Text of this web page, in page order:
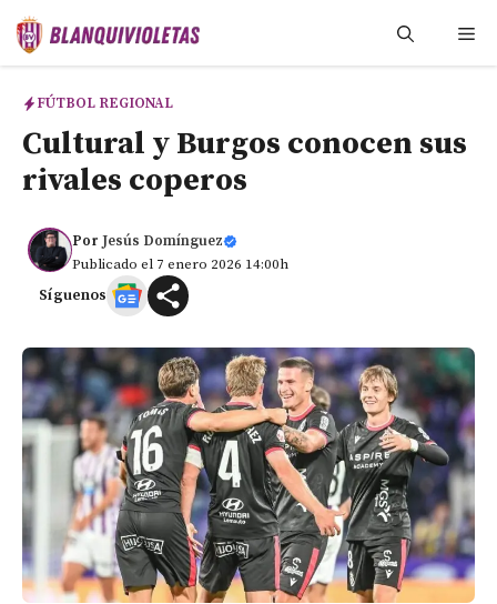
Saltar
FÚTBOL REGIONAL
Cultural y Burgos conocen sus
rivales coperos
Por Jesús Domínguez
Publicado el 7 enero 2026 14:00h
Síguenos